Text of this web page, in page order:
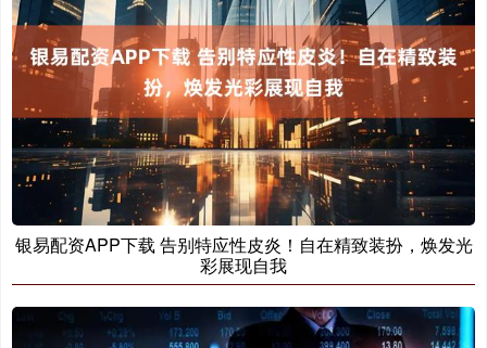
银易配资APP下载 告别特应性皮炎！自在精致装扮，焕发光
彩展现自我